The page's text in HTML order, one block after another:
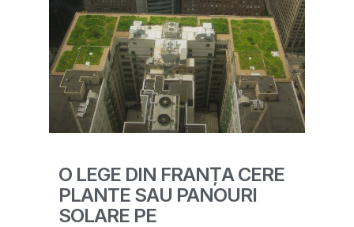
O LEGE DIN FRANȚA CERE
PLANTE SAU PANOURI
SOLARE PE